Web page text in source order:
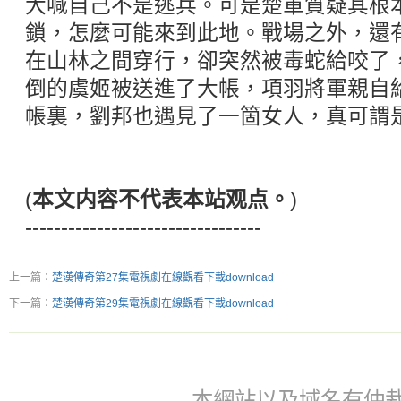
大喊自己不是逃兵。可是楚軍質疑其根
鎖，怎麼可能來到此地。戰場之外，還
在山林之間穿行，卻突然被毒蛇給咬了
倒的虞姬被送進了大帳，項羽將軍親自
帳裏，劉邦也遇見了一箇女人，真可謂
(本文内容不代表本站观点。 )
---------------------------------
上一篇： 楚漢傳奇第27集電視劇在線觀看下載download
下一篇： 楚漢傳奇第29集電視劇在線觀看下載download